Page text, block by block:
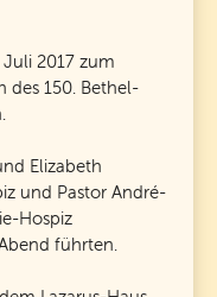
2017 zum
des 150. Bethel-
Elizabeth
und Pastor André-
Hospiz
führten.